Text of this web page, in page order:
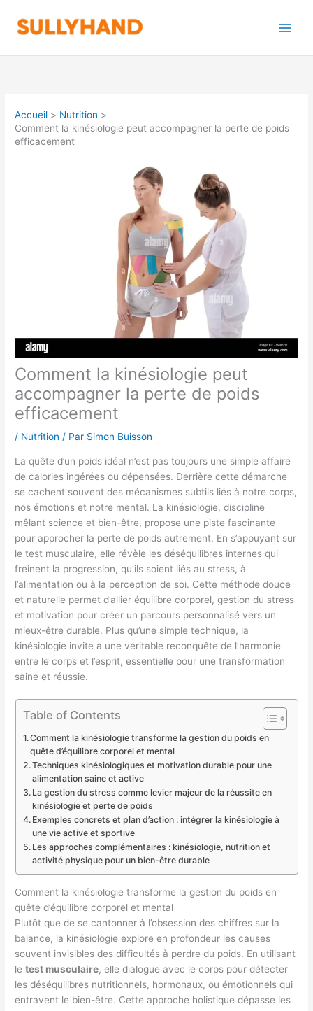
contenu
Accueil
Nutrition
Comment la kinésiologie peut accompagner la perte de poids
efficacement
Comment la kinésiologie peut
accompagner la perte de poids
efficacement
/ Nutrition / Par Simon Buisson
La quête d’un poids idéal n’est pas toujours une simple affaire
de calories ingérées ou dépensées. Derrière cette démarche
se cachent souvent des mécanismes subtils liés à notre corps,
nos émotions et notre mental. La kinésiologie, discipline
mêlant science et bien-être, propose une piste fascinante
pour approcher la perte de poids autrement. En s’appuyant sur
le test musculaire, elle révèle les déséquilibres internes qui
freinent la progression, qu’ils soient liés au stress, à
l’alimentation ou à la perception de soi. Cette méthode douce
et naturelle permet d’allier équilibre corporel, gestion du stress
et motivation pour créer un parcours personnalisé vers un
mieux-être durable. Plus qu’une simple technique, la
kinésiologie invite à une véritable reconquête de l’harmonie
entre le corps et l’esprit, essentielle pour une transformation
saine et réussie.
Table of Contents
Comment la kinésiologie transforme la gestion du poids en
quête d’équilibre corporel et mental
Techniques kinésiologiques et motivation durable pour une
alimentation saine et active
La gestion du stress comme levier majeur de la réussite en
kinésiologie et perte de poids
Exemples concrets et plan d’action : intégrer la kinésiologie à
une vie active et sportive
Les approches complémentaires : kinésiologie, nutrition et
activité physique pour un bien-être durable
Comment la kinésiologie transforme la gestion du poids en
quête d’équilibre corporel et mental
Plutôt que de se cantonner à l’obsession des chiffres sur la
balance, la kinésiologie explore en profondeur les causes
souvent invisibles des difficultés à perdre du poids. En utilisant
letest musculaire, elle dialogue avec le corps pour détecter
les déséquilibres nutritionnels, hormonaux, ou émotionnels qui
entravent le bien-être. Cette approche holistique dépasse les